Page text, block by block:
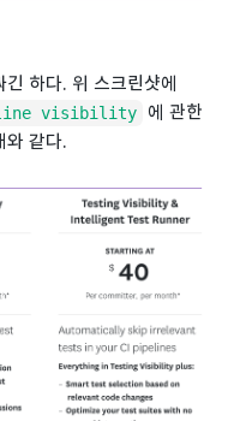
하다. 위 스크린샷에
visibility
에 관한
와 같다.